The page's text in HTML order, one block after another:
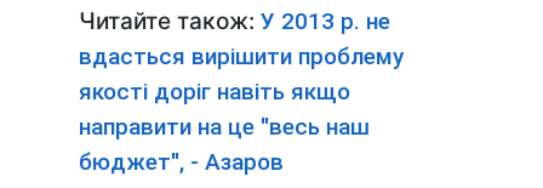
Читайте також: У 2013 р. не
вдасться вирішити проблему
якості доріг навіть якщо
направити на це "весь наш
бюджет", - Азаров